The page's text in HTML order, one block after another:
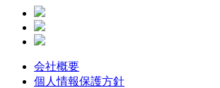
会社概要
個人情報保護方針